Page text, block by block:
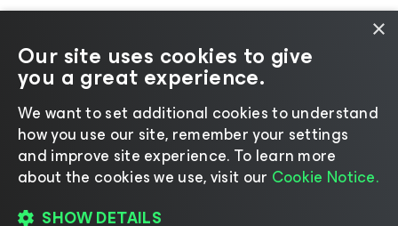
Aviso de cookies|Legal|Política de licencias
Recursos para proveedores
Cambiar idioma
×
Our site uses cookies to give
you a great experience.
We want to set additional cookies to understand
how you use our site, remember your settings
and improve site experience. ​To learn more
about the cookies we use, visit our Cookie Notice.
SHOW DETAILS